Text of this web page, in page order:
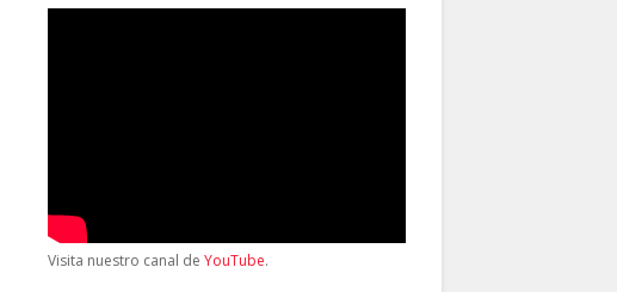
Visita nuestro canal de YouTube.